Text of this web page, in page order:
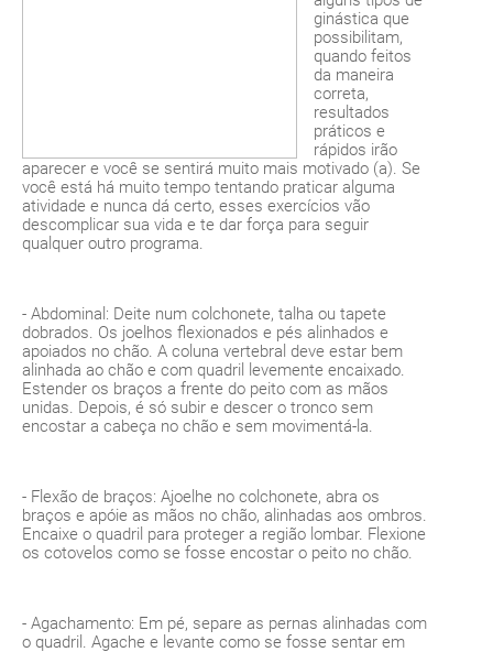
ginástica que
possibilitam,
quando feitos
da maneira
correta,
resultados
práticos e
rápidos irão
aparecer e você se sentirá muito mais motivado (a). Se
você está há muito tempo tentando praticar alguma
atividade e nunca dá certo, esses exercícios vão
descomplicar sua vida e te dar força para seguir
qualquer outro programa.
- Abdominal: Deite num colchonete, talha ou tapete
dobrados. Os joelhos flexionados e pés alinhados e
apoiados no chão. A coluna vertebral deve estar bem
alinhada ao chão e com quadril levemente encaixado.
Estender os braços a frente do peito com as mãos
unidas. Depois, é só subir e descer o tronco sem
encostar a cabeça no chão e sem movimentá-la.
- Flexão de braços: Ajoelhe no colchonete, abra os
braços e apóie as mãos no chão, alinhadas aos ombros.
Encaixe o quadril para proteger a região lombar. Flexione
os cotovelos como se fosse encostar o peito no chão.
- Agachamento: Em pé, separe as pernas alinhadas com
o quadril. Agache e levante como se fosse sentar em